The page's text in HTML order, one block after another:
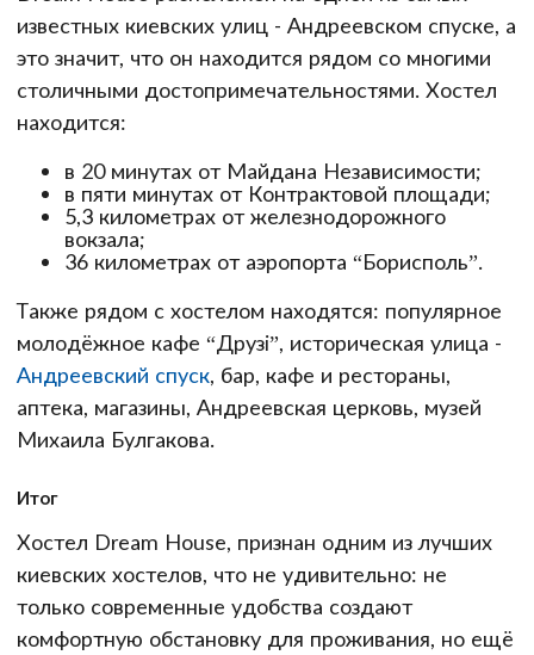
известных киевских улиц - Андреевском спуске, а
это значит, что он находится рядом со многими
столичными достопримечательностями. Хостел
находится:
в 20 минутах от Майдана Независимости;
в пяти минутах от Контрактовой площади;
5,3 километрах от железнодорожного
вокзала;
36 километрах от аэропорта “Борисполь”.
Также рядом с хостелом находятся: популярное
молодёжное кафе “Друзі”, историческая улица -
Андреевский спуск, бар, кафе и рестораны,
аптека, магазины, Андреевская церковь, музей
Михаила Булгакова.
Итог
Хостел Dream House, признан одним из лучших
киевских хостелов, что не удивительно: не
только современные удобства создают
комфортную обстановку для проживания, но ещё